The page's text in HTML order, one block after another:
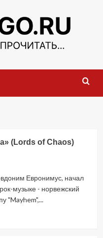
(Lords of Chaos)
Евронимус, начал
музыке - норвежский
"Mayhem",...